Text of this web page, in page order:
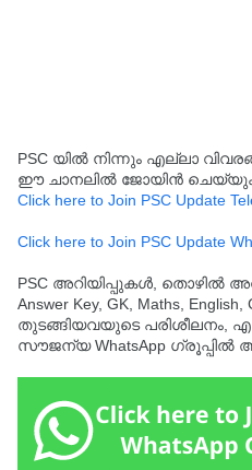
PSC യിൽ നിന്നും എല്ലാ
ഈ ചാനലിൽ ജോയിൻ
Click here to Join PSC Update
Click here to Join PSC Update
PSC അറിയിപ്പുകൾ, തൊഴിൽ
Answer Key, GK, Maths, English,
തുടങ്ങിയവയുടെ പരിശീലനം,
സൗജന്യ WhatsApp ഗ്രൂപ്പിൽ